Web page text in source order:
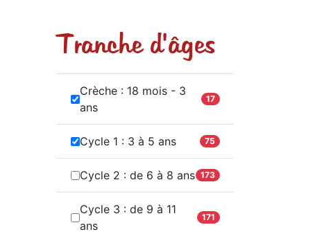
Tranche d'âges
Crèche : 18 mois - 3
ans
17
Cycle 1 : 3 à 5 ans 75
Cycle 2 : de 6 à 8 ans 173
Cycle 3 : de 9 à 11
ans
171